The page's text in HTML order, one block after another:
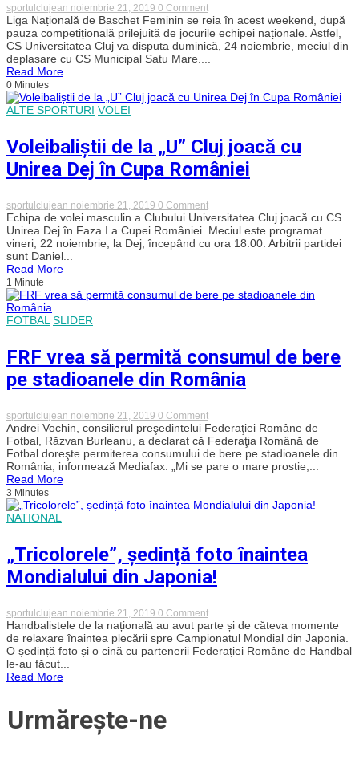
sportulclujean noiembrie 21, 2019 0 Commenton
LNBF:
„U”
Cluj
joacă
în
Satu
Liga Națională de Baschet Feminin se reia în acest weekend, după
pauza competițională prilejuită de jocurile echipei naționale. Astfel,
CS Universitatea Cluj va disputa duminică, 24 noiembrie, meciul din
deplasare cu CS Municipal Satu Mare....
Read More
0 Minutes
ALTE SPORTURI VOLEI
Voleibaliștii de la „U” Cluj joacă cu
Unirea Dej în Cupa României
sportulclujean noiembrie 21, 2019 0 Commenton
Voleibaliștii
de
la
„U”
Unirea
Echipa de volei masculin a Clubului Universitatea Cluj joacă cu CS
Unirea Dej în Faza I a Cupei României. Meciul este programat
vineri, 22 noiembrie, la Dej, începând cu ora 18:00. Arbitrii partidei
sunt Daniel...
Read More
1 Minute
FOTBAL SLIDER
FRF vrea să permită consumul de bere
pe stadioanele din România
sportulclujean noiembrie 21, 2019 0 Commenton
FRF
vrea
să
permită
consumul
pe
Andrei Vochin, consilierul preşedintelui Federaţiei Române de
Fotbal, Răzvan Burleanu, a declarat că Federaţia Română de
Fotbal doreşte permiterea consumului de bere pe stadioanele din
România, informează Mediafax. „Mi se pare o mare prostie,...
Read More
3 Minutes
NATIONAL
„Tricolorele”, ședință foto înaintea
Mondialului din Japonia!
sportulclujean noiembrie 21, 2019 0 Commenton
„Tricolorele”,
ședință
foto
înaintea
Handbalistele de la națională au avut parte și de căteva momente
de relaxare înaintea plecării spre Campionatul Mondial din Japonia.
O ședință foto și o cină cu partenerii Federației Române de Handbal
le-au făcut...
Read More
Urmărește-ne